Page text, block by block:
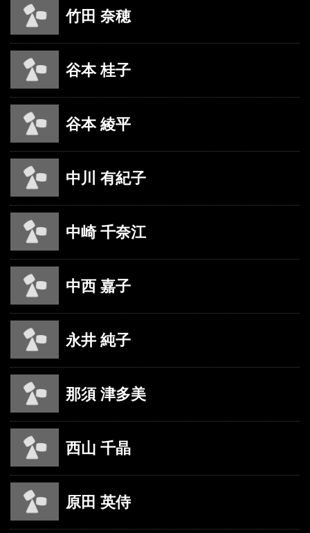
竹田 奈穂
谷本 桂子
谷本 綾平
中川 有紀子
中崎 千奈江
中西 嘉子
永井 純子
那須 津多美
西山 千晶
原田 英侍